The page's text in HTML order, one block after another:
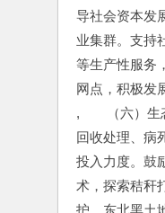
导社会资本发
业集群。支持
等生产性服务
网点，积极发
,　　（六）
回收处理、病
投入力度。鼓
术，探索秸秆
护、东北黑土